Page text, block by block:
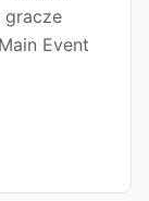
gracze
Event